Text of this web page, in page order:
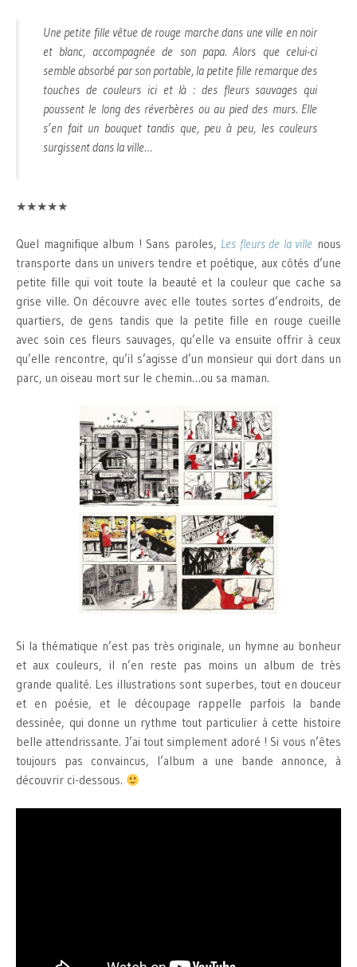
Une petite fille vêtue de rouge marche dans une ville en noir
et blanc, accompagnée de son papa. Alors que celui-ci
semble absorbé par son portable, la petite fille remarque des
touches de couleurs ici et là : des fleurs sauvages qui
poussent le long des réverbères ou au pied des murs. Elle
s’en fait un bouquet tandis que, peu à peu, les couleurs
surgissent dans la ville…
★★★★★
Quel magnifique album ! Sans paroles, Les fleurs de la ville nous
transporte dans un univers tendre et poétique, aux côtés d’une
petite fille qui voit toute la beauté et la couleur que cache sa
grise ville. On découvre avec elle toutes sortes d’endroits, de
quartiers, de gens tandis que la petite fille en rouge cueille
avec soin ces fleurs sauvages, qu’elle va ensuite offrir à ceux
qu’elle rencontre, qu’il s’agisse d’un monsieur qui dort dans un
parc, un oiseau mort sur le chemin…ou sa maman.
Si la thématique n’est pas très originale, un hymne au bonheur
et aux couleurs, il n’en reste pas moins un album de très
grande qualité. Les illustrations sont superbes, tout en douceur
et en poésie, et le découpage rappelle parfois la bande
dessinée, qui donne un rythme tout particulier à cette histoire
belle attendrissante. J’ai tout simplement adoré ! Si vous n’êtes
toujours pas convaincus, l’album a une bande annonce, à
découvrir ci-dessous.